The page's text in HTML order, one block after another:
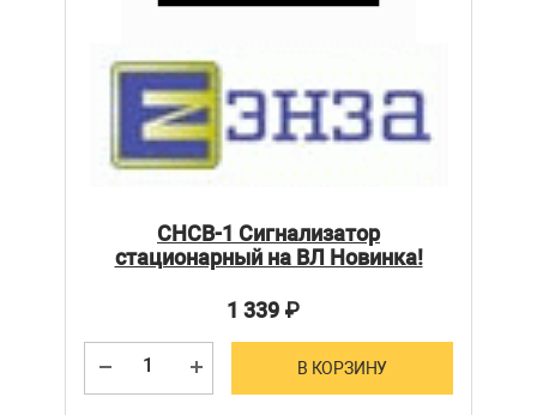
СНСВ-1 Сигнализатор
стационарный на ВЛ Новинка!
1 339₽
В КОРЗИНУ